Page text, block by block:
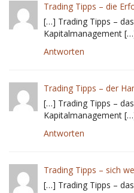
Trading Tipps – die
[…] Trading Tipps – das
Kapitalmanagement
Antworten
Trading Tipps – der
[…] Trading Tipps – das
Kapitalmanagement
Antworten
Trading Tipps – sich
[…] Trading Tipps – das